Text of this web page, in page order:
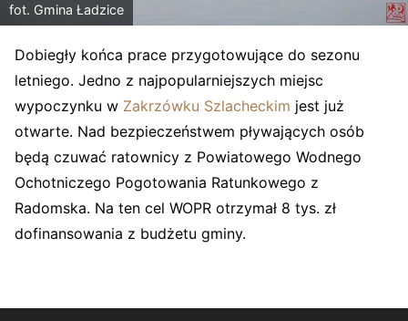
fot. Gmina Ładzice
Dobiegły końca prace przygotowujące do sezonu
letniego. Jedno z najpopularniejszych miejsc
wypoczynku w Zakrzówku Szlacheckim jest już
otwarte. Nad bezpieczeństwem pływających osób
będą czuwać ratownicy z Powiatowego Wodnego
Ochotniczego Pogotowania Ratunkowego z
Radomska. Na ten cel WOPR otrzymał 8 tys. zł
dofinansowania z budżetu gminy.